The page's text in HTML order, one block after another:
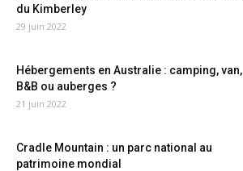
du Kimberley
29 juin 2022
Hébergements en Australie : camping, van,
B&B ou auberges ?
21 juin 2022
Cradle Mountain : un parc national au
patrimoine mondial